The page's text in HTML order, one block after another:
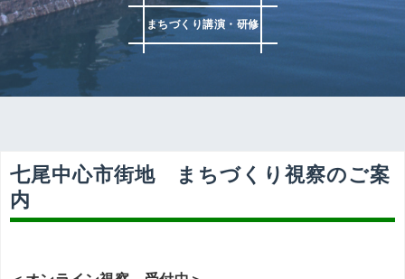
まちづくり講演・研修
七尾中心市街地 まちづくり視察のご案
内